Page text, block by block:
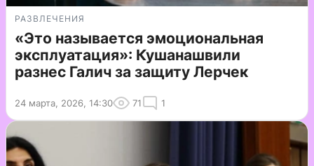
РАЗВЛЕЧЕНИЯ
«Это называется эмоциональная
эксплуатация»: Кушанашвили
разнес Галич за защиту Лерчек
24 марта, 2026, 14:30 71 1